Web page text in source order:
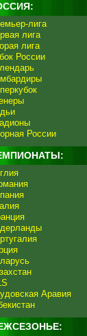
лига
лига
лига
России
России
Аравия